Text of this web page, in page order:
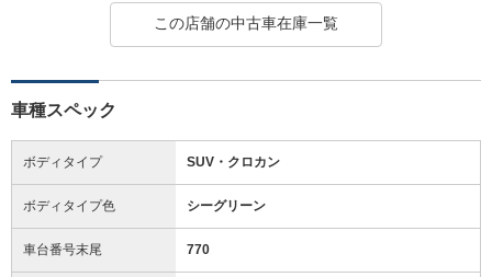
この店舗の中古車在庫一覧
車種スペック
ボディタイプ SUV・クロカン
ボディタイプ色 シーグリーン
車台番号末尾 770